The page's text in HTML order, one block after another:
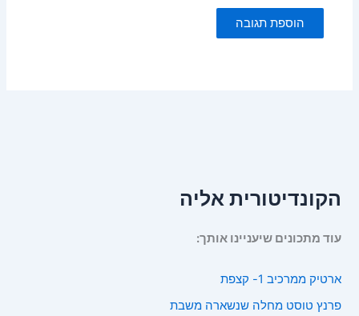
הקונדיטורית אליה
עוד מתכונים שיעניינו אותך:
ארטיק ממרכיב 1- קצפת
פרנץ טוסט מחלה שנשארה משבת